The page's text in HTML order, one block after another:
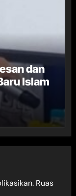
dan
Islam
Ruas